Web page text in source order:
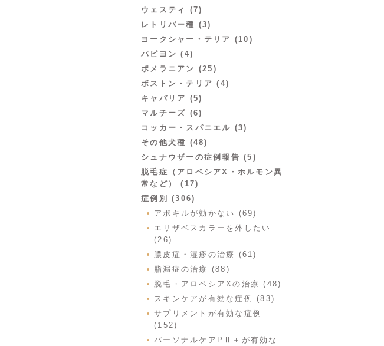
ウェスティ (7)
レトリバー種 (3)
ヨークシャー・テリア (10)
パピヨン (4)
ポメラニアン (25)
ボストン・テリア (4)
キャバリア (5)
マルチーズ (6)
コッカー・スパニエル (3)
その他犬種 (48)
シュナウザーの症例報告 (5)
脱毛症（アロペシアX・ホルモン異
常など） (17)
症例別 (306)
アポキルが効かない (69)
エリザベスカラーを外したい
(26)
膿皮症・湿疹の治療 (61)
脂漏症の治療 (88)
脱毛・アロペシアXの治療 (48)
スキンケアが有効な症例 (83)
サプリメントが有効な症例
(152)
パーソナルケアPⅡ＋が有効な